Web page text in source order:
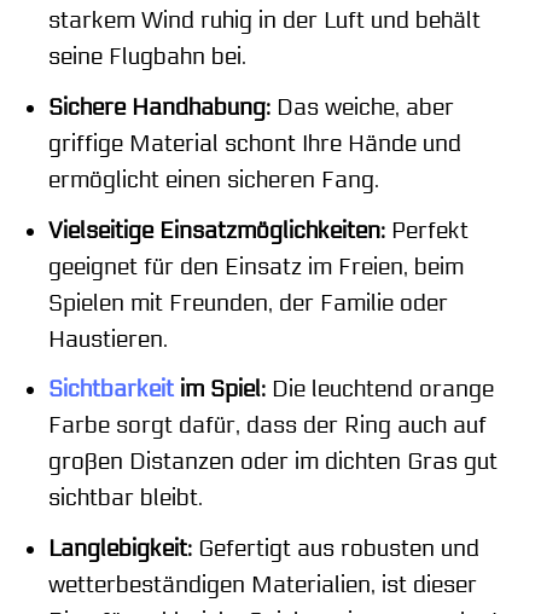
starkem Wind ruhig in der Luft und behält
seine Flugbahn bei.
Sichere Handhabung:Das weiche, aber
griffige Material schont Ihre Hände und
ermöglicht einen sicheren Fang.
Vielseitige Einsatzmöglichkeiten:Perfekt
geeignet für den Einsatz im Freien, beim
Spielen mit Freunden, der Familie oder
Haustieren.
Sichtbarkeitim Spiel:Die leuchtend orange
Farbe sorgt dafür, dass der Ring auch auf
großen Distanzen oder im dichten Gras gut
sichtbar bleibt.
Langlebigkeit:Gefertigt aus robusten und
wetterbeständigen Materialien, ist dieser